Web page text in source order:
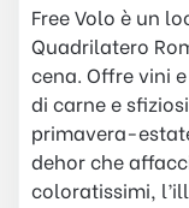
Free Volo è un
Quadrilatero
cena. Offre vini
di carne e
primavera-
dehor che
coloratissimi,